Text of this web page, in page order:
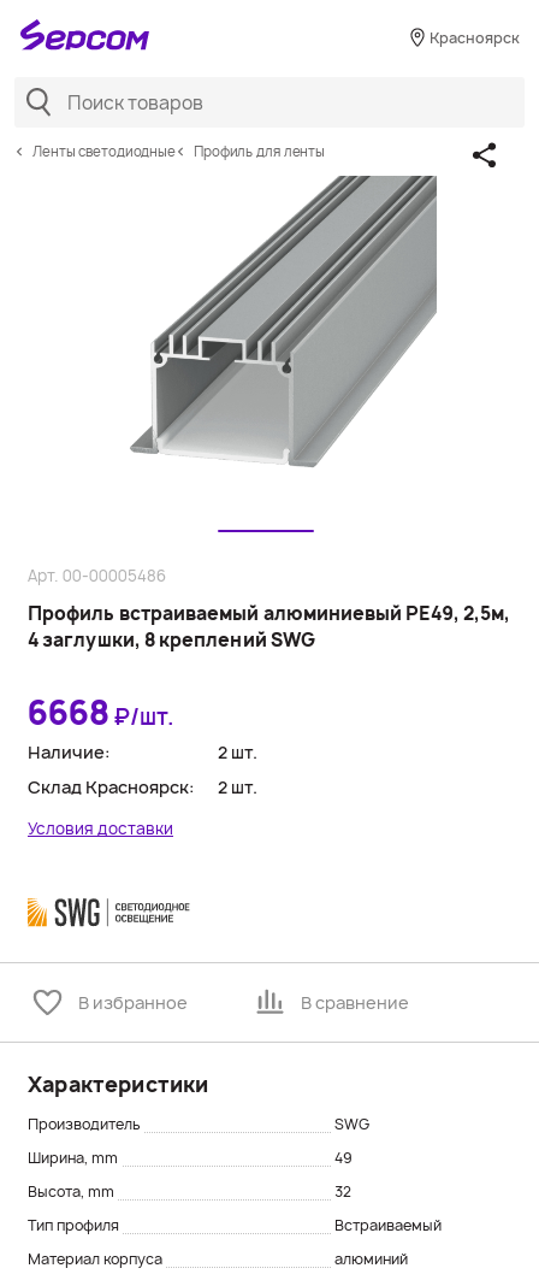
Красноярск
Ленты светодиодные Профиль для ленты
Профиль встраиваемый алюминиевый PE49, 2,5м,
4 заглушки, 8 креплений SWG
Арт. 00-00005486
В избранное В сравнение
6668₽/шт.
Наличие:
2 шт.
Склад Красноярск:
2 шт.
Условия доставки
Характеристики
Производитель
SWG
Ширина, mm
49
Высота, mm
32
Тип профиля
Встраиваемый
Материал корпуса
алюминий